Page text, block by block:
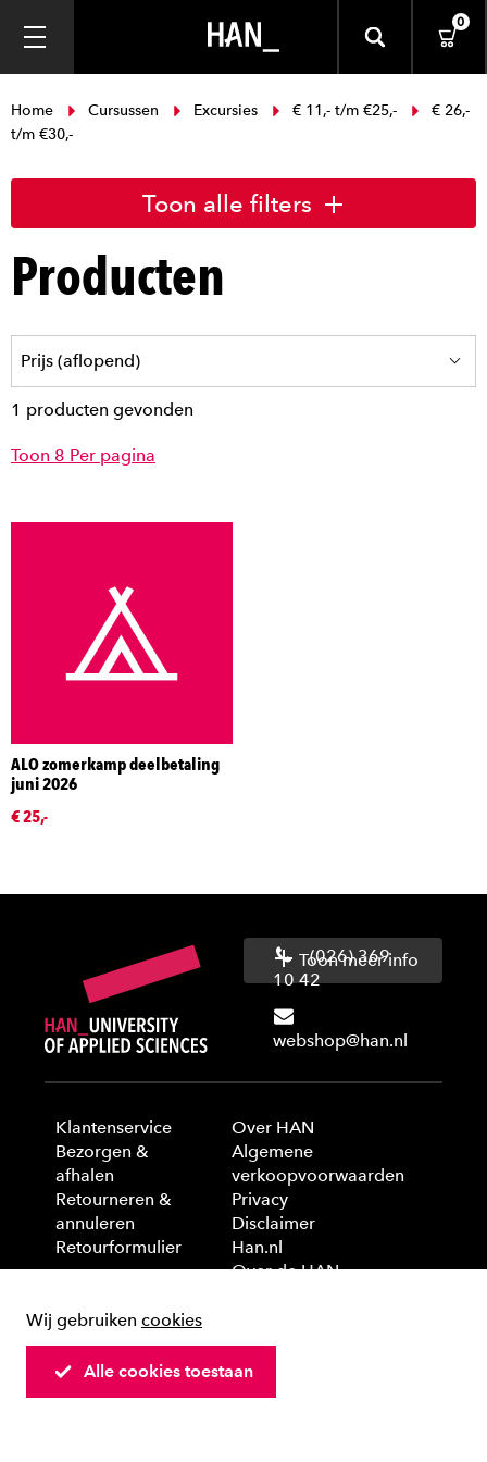
0
Home Cursussen Excursies € 11,- t/m €25,-
€ 26,-
t/m €30,-
Toon alle filters
Producten
1 producten gevonden
Toon 8 Per pagina
ALO zomerkamp deelbetaling
juni 2026
€ 25,-
(026) 369
10 42
webshop@han.nl
Toon meer info
Klantenservice
Bezorgen &
afhalen
Retourneren &
annuleren
Retourformulier
Over HAN
Algemene
verkoopvoorwaarden
Privacy
Disclaimer
Han.nl
Over de HAN
Wij gebruiken cookies
Alle cookies toestaan